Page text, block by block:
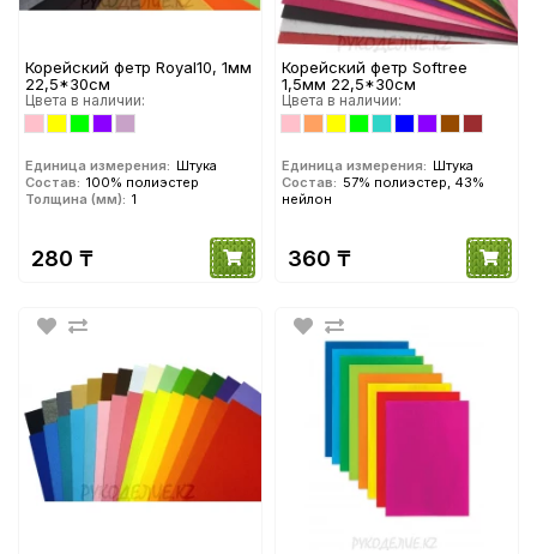
Корейский фетр Royal10, 1мм
22,5*30см
Цвета в наличии:
Единица измерения: Штука
Состав: 100% полиэстер
Толщина (мм): 1
280 ₸
Корейский фетр Softree
1,5мм 22,5*30см
Цвета в наличии:
Единица измерения: Штука
Состав: 57% полиэстер, 43%
нейлон
360 ₸